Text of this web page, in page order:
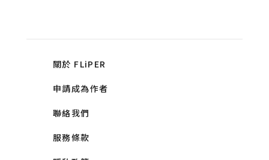
關於 FLiPER
申請成為作者
聯絡我們
服務條款